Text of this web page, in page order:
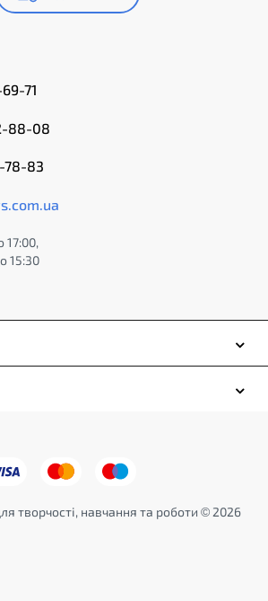
71
88-08
78-83
17:00,
15:30
творчості, навчання та роботи © 2026